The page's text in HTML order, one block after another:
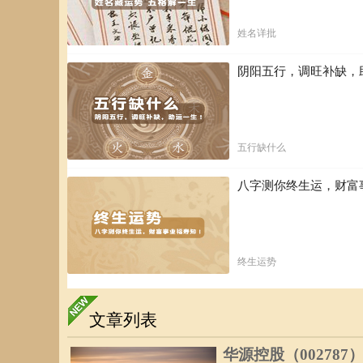
姓名详批
阴阳五行，调旺补缺
五行缺什么
八字测你终生运，财
终生运势
文章列表
华源控股（002787